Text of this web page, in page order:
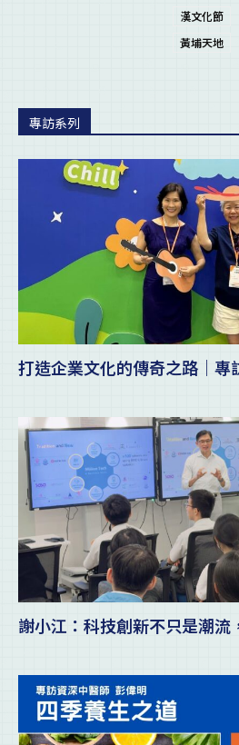
漢文化節
黃埔天地
專訪系列
打造企業文化的傳奇之路｜專
謝小江：科技創新不只是潮流